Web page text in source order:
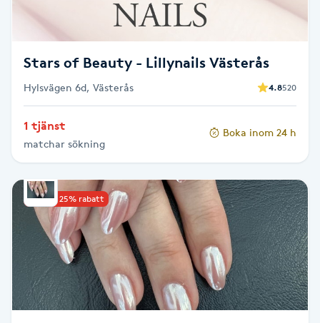
Hyaluronsyra
Hypnos
Hårborttagning
Hårförlängning
Hårvård
Hälsa
Stars of Beauty - Lillynails Västerås
Hylsvägen 6d, Västerås 4.8520
1 tjänst
matchar sökning
Boka inom 24 h
Upp till 25% rabatt